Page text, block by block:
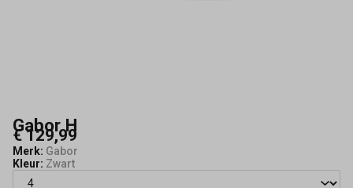
Gabor H
€ 129,99
Merk: Gabor
Kleur: Zwart